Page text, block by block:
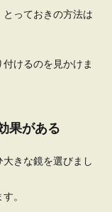
っておきの方法は
けるのを見かけま
果がある
きな鏡を選びまし
。